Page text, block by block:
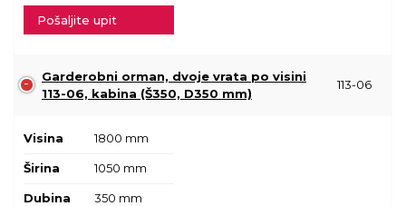
Pošaljite upit
Garderobni orman, dvoje vrata po visini
113-06, kabina (Š350, D350 mm)
113-06
Visina 1800 mm
Širina 1050 mm
Dubina 350 mm